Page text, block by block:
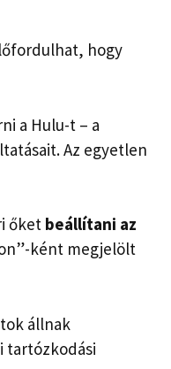
hogy
a Hulu-t – a
Az egyetlen
őket beállítani az
ként megjelölt
állnak
tartózkodási